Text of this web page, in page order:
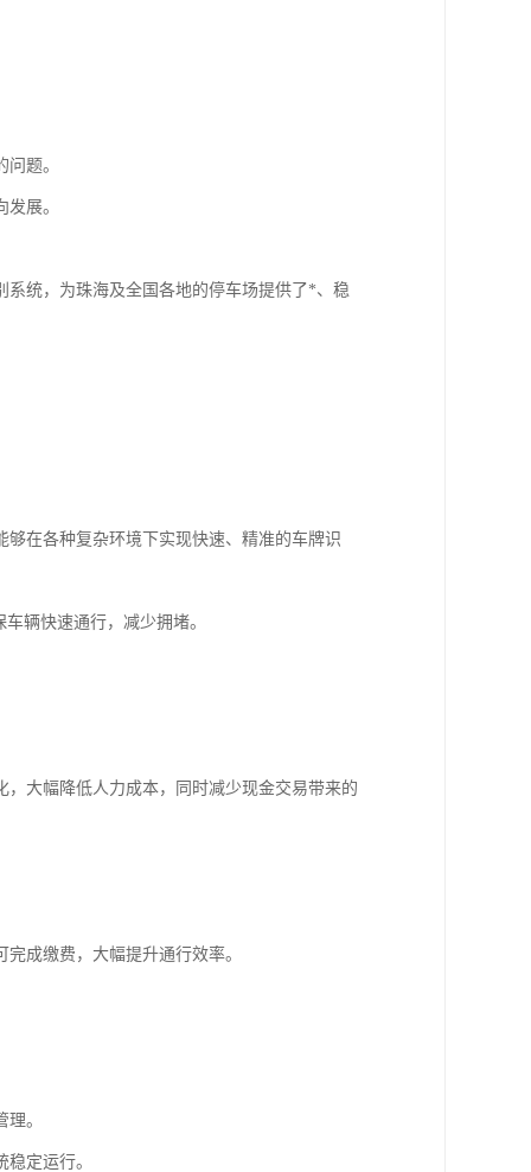
题。
展。
统，为珠海及全国各地的停车场提供了*、稳
在各种复杂环境下实现快速、精准的车牌识
辆快速通行，减少拥堵。
大幅降低人力成本，同时减少现金交易带来的
成缴费，大幅提升通行效率。
。
定运行。